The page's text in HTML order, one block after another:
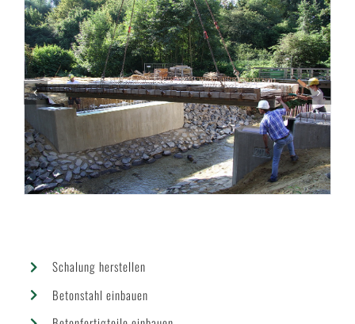
Schalung herstellen
Betonstahl einbauen